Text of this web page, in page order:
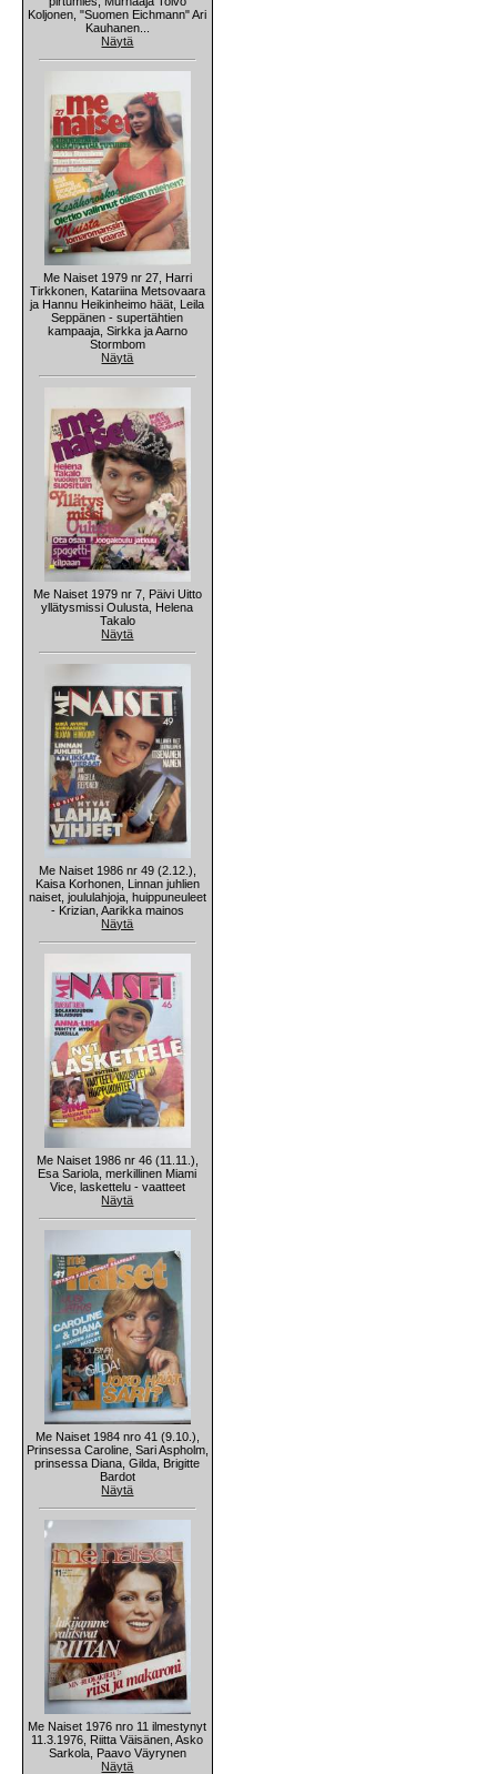
Koljonen, "Suomen Eichmann" Ari
Kauhanen...
Näytä
Me Naiset 1979 nr 27, Harri
Tirkkonen, Katariina Metsovaara
ja Hannu Heikinheimo häät, Leila
Seppänen - supertähtien
kampaaja, Sirkka ja Aarno
Stormbom
Näytä
Me Naiset 1979 nr 7, Päivi Uitto
yllätysmissi Oulusta, Helena
Takalo
Näytä
Me Naiset 1986 nr 49 (2.12.),
Kaisa Korhonen, Linnan juhlien
naiset, joululahjoja, huippuneuleet
- Krizian, Aarikka mainos
Näytä
Me Naiset 1986 nr 46 (11.11.),
Esa Sariola, merkillinen Miami
Vice, laskettelu - vaatteet
Näytä
Me Naiset 1984 nro 41 (9.10.),
Prinsessa Caroline, Sari Aspholm,
prinsessa Diana, Gilda, Brigitte
Bardot
Näytä
Me Naiset 1976 nro 11 ilmestynyt
11.3.1976, Riitta Väisänen, Asko
Sarkola, Paavo Väyrynen
Näytä